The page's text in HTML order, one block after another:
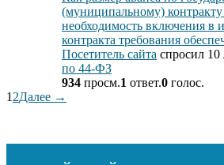
(муниципальному) контракту
необходимость включения в
контракта требования
Посетитель сайта спросил 10
по 44-ФЗ
934 просм.1 ответ.0 голос.
1 2Далее →